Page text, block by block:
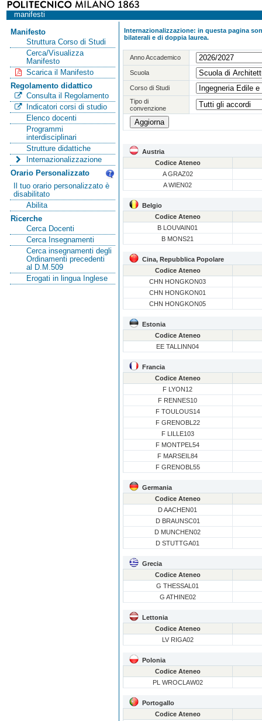
manifesti
Manifesto
Struttura Corso di Studi
Cerca/Visualizza
Manifesto
Scarica il Manifesto
Regolamento didattico
Consulta il Regolamento
Indicatori corsi di studio
Elenco docenti
Programmi
interdisciplinari
Strutture didattiche
Internazionalizzazione
Orario Personalizzato
Il tuo orario personalizzato è
disabilitato
Abilita
Ricerche
Cerca Docenti
Cerca Insegnamenti
Cerca insegnamenti degli
Ordinamenti precedenti
al D.M.509
Erogati in lingua Inglese
Internazionalizzazione: in questa pagina
bilaterali e di doppia laurea.
Anno Accademico
Scuola
Corso di Studi
Tipo di
convenzione
Austria
Codice Ateneo
A GRAZ02
A WIEN02
Belgio
Codice Ateneo
B LOUVAIN01
B MONS21
Cina, Repubblica Popolare
Codice Ateneo
CHN HONGKON03
CHN HONGKON01
CHN HONGKON05
Estonia
Codice Ateneo
EE TALLINN04
Francia
Codice Ateneo
F LYON12
F RENNES10
F TOULOUS14
F GRENOBL22
F LILLE103
F MONTPEL54
F MARSEIL84
F GRENOBL55
Germania
Codice Ateneo
D AACHEN01
D BRAUNSC01
D MUNCHEN02
D STUTTGA01
Grecia
Codice Ateneo
G THESSAL01
G ATHINE02
Lettonia
Codice Ateneo
LV RIGA02
Polonia
Codice Ateneo
PL WROCLAW02
Portogallo
Codice Ateneo